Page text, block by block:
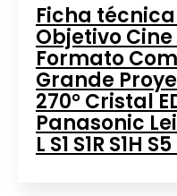
Ficha
Objetivo
Formato
Grande
270° Cristal
Panasonic
L S1 S1R S1H